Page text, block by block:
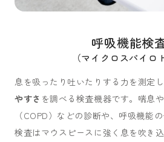
呼吸機能検
（マイクロスパイロ
息を吸ったり吐いたりする力を測定
やすさ を調べる検査機器です。喘息
（COPD）などの診断や、呼吸機能
検査はマウスピースに強く息を吹き込